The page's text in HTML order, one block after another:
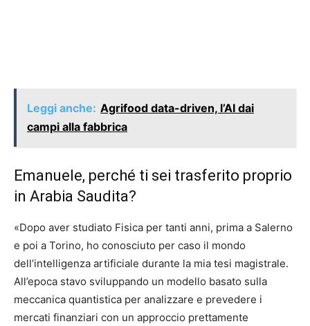
Leggi anche: Agrifood data-driven, l’AI dai
campi alla fabbrica
Emanuele, perché ti sei trasferito proprio
in Arabia Saudita?
«Dopo aver studiato Fisica per tanti anni, prima a Salerno
e poi a Torino, ho conosciuto per caso il mondo
dell’intelligenza artificiale durante la mia tesi magistrale.
All’epoca stavo sviluppando un modello basato sulla
meccanica quantistica per analizzare e prevedere i
mercati finanziari con un approccio prettamente